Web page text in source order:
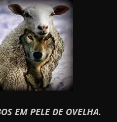
EM PELE DE OVELHA.